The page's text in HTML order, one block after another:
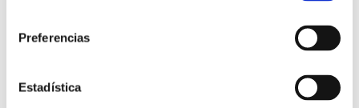
Preferencias
Estadística
las empresas pueden integrar comunicaciones
que conlleva un aumento significativo de la
eficiencia y productividad al tiempo que mantiene